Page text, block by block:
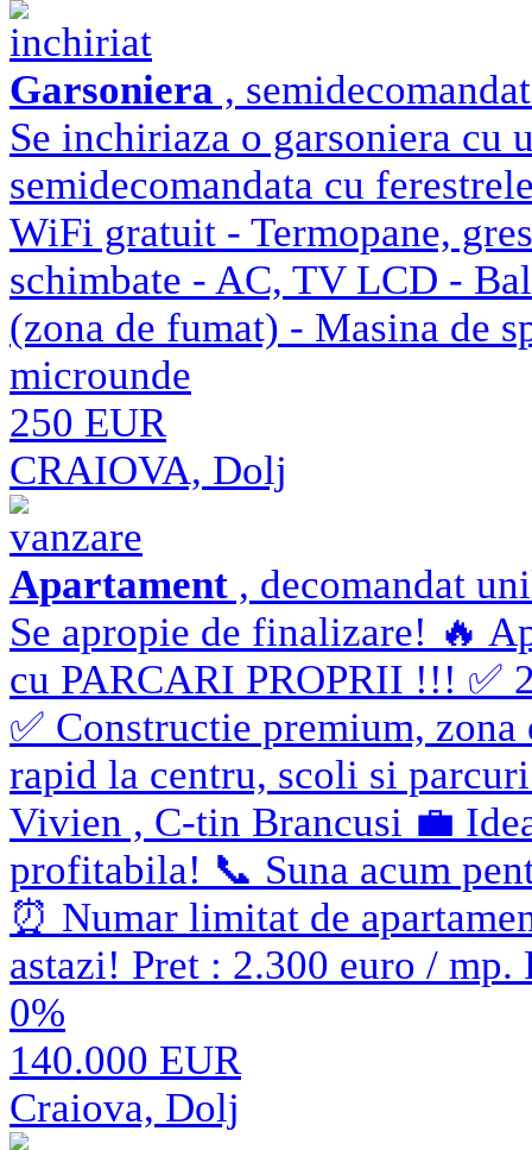
inchiriat
Garsoniera ,
Se inchiriaza o garsoniera cu
semidecomandata cu
WiFi gratuit - Termopane,
schimbate - AC, TV LCD -
(zona de fumat) - Masina de
microunde
250 EUR
CRAIOVA, Dolj
vanzare
Apartament , decomandat
Se apropie de finalizare! 🔥
cu PARCARI PROPRII !!! ✅
✅ Constructie premium,
rapid la centru, scoli si
Vivien , C-tin Brancusi 💼
profitabila! 📞 Suna acum
⏰ Numar limitat de
astazi! Pret : 2.300 euro /
0%
140.000 EUR
Craiova, Dolj